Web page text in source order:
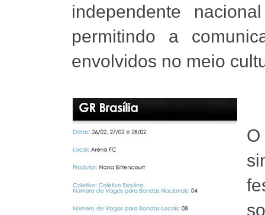
independente
permitindo a
envolvidos no meio